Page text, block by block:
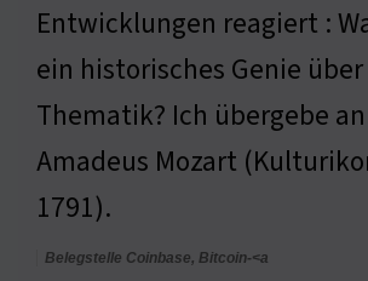
Entwicklungen reagiert :
ein historisches Genie
Thematik? Ich übergebe
Amadeus Mozart
1791).
Belegstelle Coinbase, Bitcoin-<a